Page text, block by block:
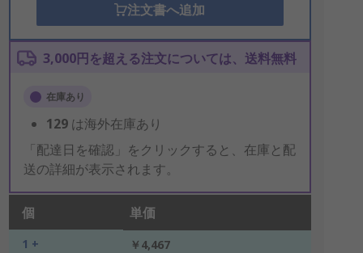
注文書へ追加
3,000円を超える注文については、送料無料
在庫あり
129 は海外在庫あり
「配達日を確認」をクリックすると、在庫と配
送の詳細が表示されます。
個 単価
1 + ￥4,467